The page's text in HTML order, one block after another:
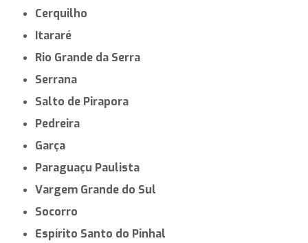
Cerquilho
Itararé
Rio Grande da Serra
Serrana
Salto de Pirapora
Pedreira
Garça
Paraguaçu Paulista
Vargem Grande do Sul
Socorro
Espírito Santo do Pinhal